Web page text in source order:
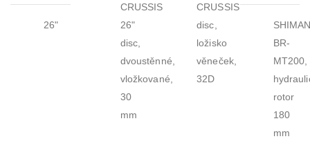
26"
CRUSSIS
26"
disc,
dvoustěnné,
vložkované,
30
mm
CRUSSIS
disc,
ložisko
věneček,
32D
BR-
MT200,
rotor
180
mm